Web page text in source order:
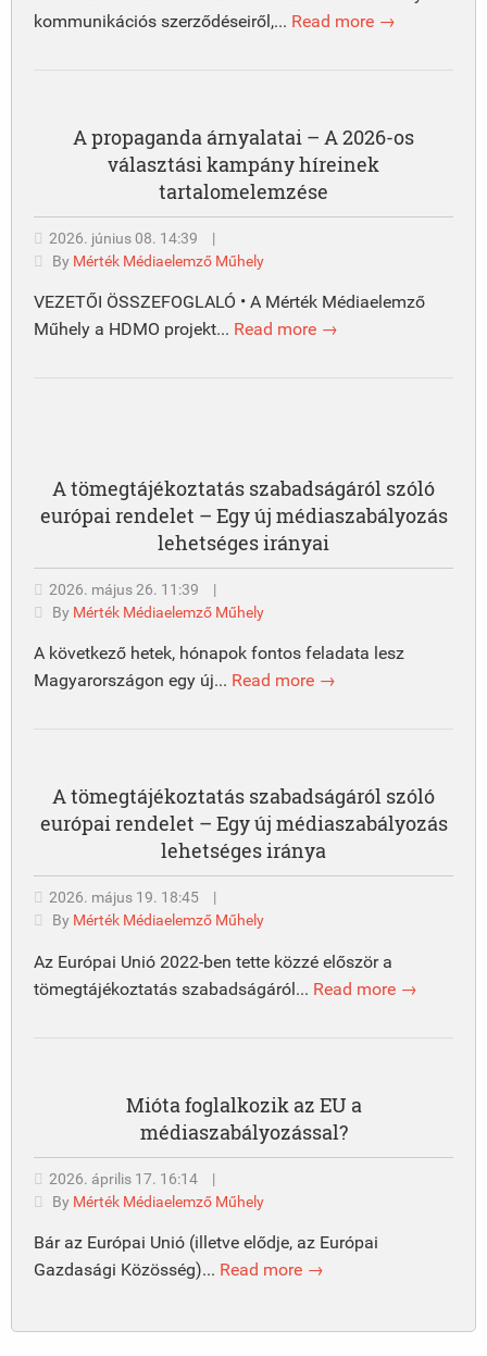
kommunikációs szerződéseiről,... Read more →
A propaganda árnyalatai – A 2026-os
választási kampány híreinek
tartalomelemzése
2026. június 08. 14:39
|
By Mérték Médiaelemző Műhely
VEZETŐI ÖSSZEFOGLALÓ • A Mérték Médiaelemző
Műhely a HDMO projekt... Read more →
A tömegtájékoztatás szabadságáról szóló
európai rendelet – Egy új médiaszabályozás
lehetséges irányai
2026. május 26. 11:39
|
By Mérték Médiaelemző Műhely
A következő hetek, hónapok fontos feladata lesz
Magyarországon egy új... Read more →
A tömegtájékoztatás szabadságáról szóló
európai rendelet – Egy új médiaszabályozás
lehetséges iránya
2026. május 19. 18:45
|
By Mérték Médiaelemző Műhely
Az Európai Unió 2022-ben tette közzé először a
tömegtájékoztatás szabadságáról... Read more →
Mióta foglalkozik az EU a
médiaszabályozással?
2026. április 17. 16:14
|
By Mérték Médiaelemző Műhely
Bár az Európai Unió (illetve elődje, az Európai
Gazdasági Közösség)... Read more →